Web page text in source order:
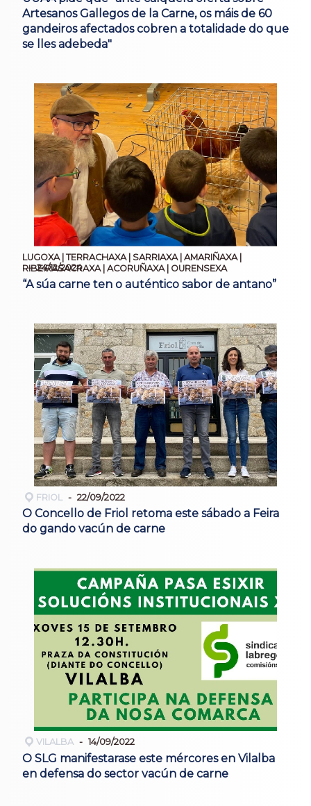
Artesanos Gallegos de la Carne, os máis de 60
gandeiros afectados cobren a totalidade do que
se lles adebeda"
LUGOXA | TERRACHAXA | SARRIAXA | AMARIÑAXA |
RIBEIRASACRAXA | ACORUÑAXA | OURENSEXA
24/12/2024
“A súa carne ten o auténtico sabor de antano”
FRIOL 22/09/2022
O Concello de Friol retoma este sábado a Feira
do gando vacún de carne
VILALBA 14/09/2022
O SLG manifestarase este mércores en Vilalba
en defensa do sector vacún de carne